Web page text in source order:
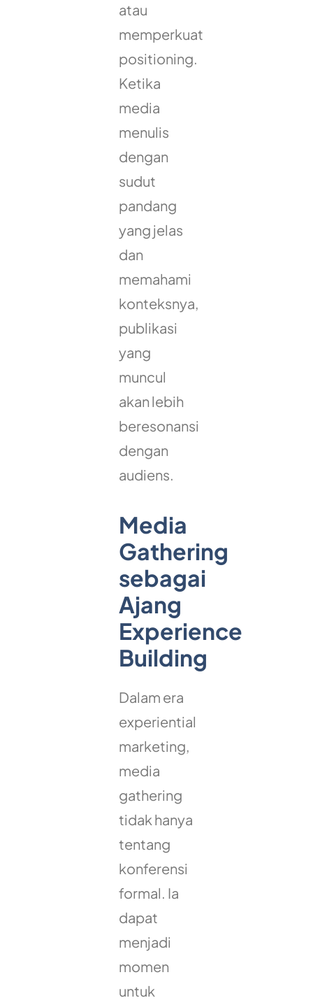
atau
memperkuat
positioning.
Ketika
media
menulis
dengan
sudut
pandang
yang jelas
dan
memahami
konteksnya,
publikasi
yang
muncul
akan lebih
beresonansi
dengan
audiens.
Media
Gathering
sebagai
Ajang
Experience
Building
Dalam era
experiential
marketing,
media
gathering
tidak hanya
tentang
konferensi
formal. Ia
dapat
menjadi
momen
untuk